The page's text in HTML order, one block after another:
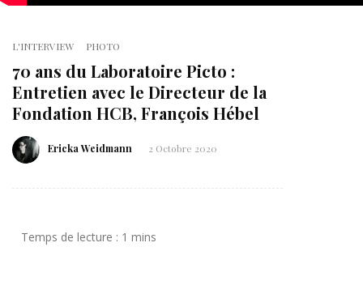
L'INTERVIEW PHOTO
70 ans du Laboratoire Picto :
Entretien avec le Directeur de la
Fondation HCB, François Hébel
Ericka Weidmann 2 Octobre 2020